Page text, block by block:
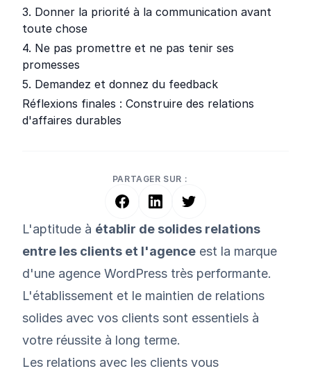
3. Donner la priorité à la communication avant
toute chose
4. Ne pas promettre et ne pas tenir ses
promesses
5. Demandez et donnez du feedback
Réflexions finales : Construire des relations
d'affaires durables
PARTAGER SUR :
L'aptitude à établir de solides relations
entre les clients et l'agence est la marque
d'une agence WordPress très performante.
L'établissement et le maintien de relations
solides avec vos clients sont essentiels à
votre réussite à long terme.
Les relations avec les clients vous